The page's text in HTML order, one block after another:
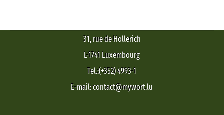
31, rue de Hollerich
L-1741 Luxembourg
Tel.:(+352) 4993-1
E-mail: contact@mywort.lu